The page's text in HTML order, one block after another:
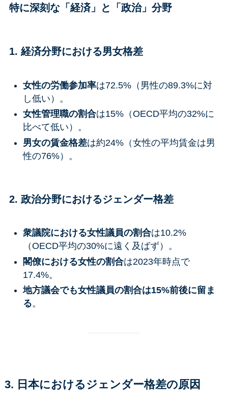
特に深刻な「経済」と「政治」分野
1. 経済分野における男女格差
女性の労働参加率は72.5%（男性の89.3%に対
し低い）。
女性管理職の割合は15%（OECD平均の32%に
比べて低い）。
男女の賃金格差は約24%（女性の平均賃金は男
性の76%）。
2. 政治分野におけるジェンダー格差
衆議院における女性議員の割合は10.2%
（OECD平均の30%に遠く及ばず）。
閣僚における女性の割合は2023年時点で
17.4%。
地方議会でも女性議員の割合は15%前後に留ま
る。
3. 日本におけるジェンダー格差の原因